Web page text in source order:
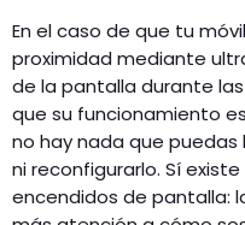
En el caso de que tu
proximidad mediante
de la pantalla durante
que su funcionamiento
no hay nada que puedas
ni reconfigurarlo. Sí
encendidos de pantalla: